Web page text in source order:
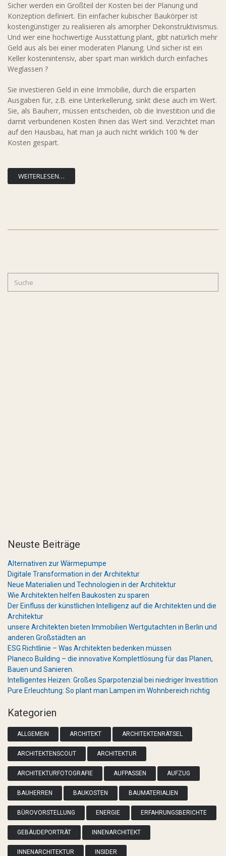
Sicher werden ein Großteil der Kosten bei der Planung und
Konzeption definiert. Ein einfacher kubischer Baukörper ist
kostengünstiger zu realisieren als amorpher Dekonstruktivismus.
Und wer eine hochwertige Ausstattung plant, gibt natürlich mehr
Geld aus als bei einer moderaten Planung. Und sicher ist ein
Keller kostenintensiv, aber spart man wirklich durch einfaches
Weglassen ?
Sie investieren Geld in eine Immobilie, durch die ersparten
Ausgaben für, z.B. eine Unterkellerung, sinkt diese auch im Wert.
Sie, als Bauherr, müssen entscheiden, ob die Investition und die
damit verbundenen Kosten Ihnen das Wert sind. Verzichtet man
auf den Hausbau, hat man ja auch nicht wirklich 100 % der
Kosten gespart.
WEITERLESEN…
Neuste Beiträge
Alternativen zur Wärmepumpe
Digitale Transformation in der Architektur
Neue Materialien und Technologien in der Architektur
Wie Architekten helfen Baukosten zu sparen
Der Einfluss der künstlichen Intelligenz auf die Architekten und die
Architektur
unsere Architekten bieten Immobilien Wertgutachten in Berlin und
anderen Großstädten an
ESG Richtlinie – Was Architekten bedenken müssen
Planeco Building – die innovative Komplettlösung für das Planen,
Bauen und Sanieren.
Intelligentes Heizen: Großes Sparpotenzial bei niedriger Investition
Pure Erleuchtung: So plant man Lampen im Wohnbereich richtig
Kategorien
ALLGEMEIN ARCHITEKT ARCHITEKTENRÄTSEL
ARCHITEKTENSCOUT ARCHITEKTUR
ARCHITEKTURFOTOGRAFIE AUFPASSEN AUFZUG
BAUHERREN BAUKOSTEN BAUMATERIALIEN
BÜROVORSTELLUNG ENERGIE ERFAHRUNGSBERICHTE
GEBÄUDEPORTRÄT INNENARCHITEKT
INNENARCHITEKTUR INSIDER